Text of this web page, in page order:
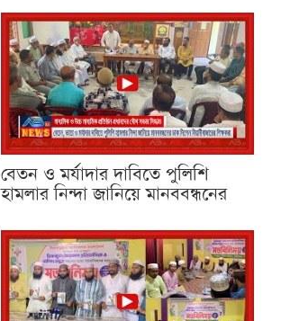
বেতন ও মর্যাদার দাবিতে পুলিশি
হামলার নিন্দা জানিয়ে মানববন্ধনের